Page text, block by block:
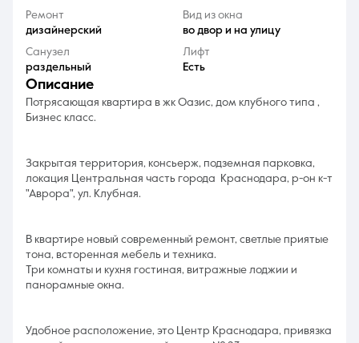
Ремонт
дизайнерский
Вид из окна
во двор и на улицу
Санузел
раздельный
Лифт
Есть
описание
Потрясающая квартира в жк Оазис, дом клубного типа ,
Бизнес класс.
Закрытая территория, консьерж, подземная парковка,
локация Центральная часть города Краснодара, р-он к-т
"Аврора", ул. Клубная.
В квартире новый современный ремонт, светлые приятые
тона, всторенная мебель и техника.
Три комнаты и кухня гостиная, витражные лоджии и
панорамные окна.
Удобное расположение, это Центр Краснодара, привязка